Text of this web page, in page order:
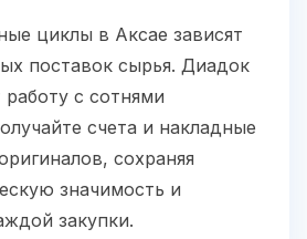
циклы в Аксае зависят
поставок сырья. Диадок
с сотнями
счета и накладные
сохраняя
значимость и
закупки.